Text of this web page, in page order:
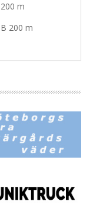
200 m
B 200 m